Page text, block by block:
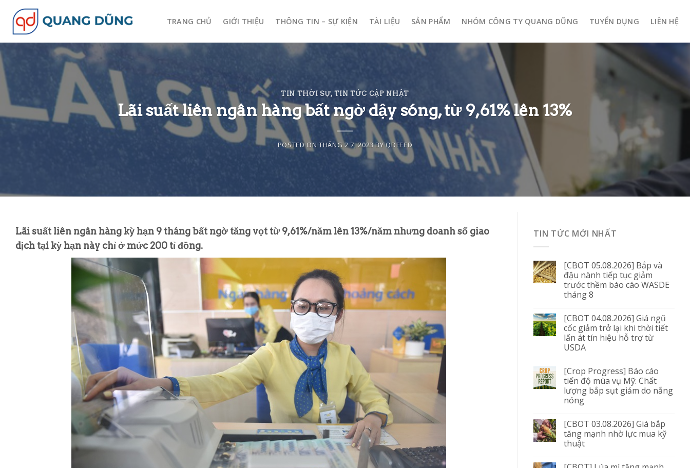
content
TRANG CHỦ GIỚI THIỆU THÔNG TIN – SỰ KIỆN TÀI LIỆU SẢN PHẨM NHÓM CÔNG TY QUANG DŨNG TUYỂN DỤNG LIÊN HỆ
TIN THỜI SỰ, TIN TỨC CẬP NHẬT
Lãi suất liên ngân hàng bất ngờ dậy sóng, từ 9,61% lên 13%
POSTED ONTHÁNG 2 7, 2023BYQDFEED
Lãi suất liên ngân hàng kỳ hạn 9 tháng bất ngờ tăng vọt từ 9,61%/năm lên 13%/năm nhưng doanh số giao
dịch tại kỳ hạn này chỉ ở mức 200 tỉ đồng.
TIN TỨC MỚI NHẤT
[CBOT 05.08.2026] Bắp và
đậu nành tiếp tục giảm
trước thềm báo cáo WASDE
tháng 8
[CBOT 04.08.2026] Giá ngũ
cốc giảm trở lại khi thời tiết
lấn át tín hiệu hỗ trợ từ
USDA
[Crop Progress] Báo cáo
tiến độ mùa vụ Mỹ: Chất
lượng bắp sụt giảm do nắng
nóng
[CBOT 03.08.2026] Giá bắp
tăng mạnh nhờ lực mua kỹ
thuật